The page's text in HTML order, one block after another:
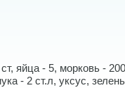
яйца - 5, морковь - 200
- 2 ст.л, уксус, зелень